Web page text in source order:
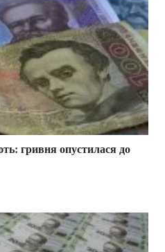
гривня опустилася до